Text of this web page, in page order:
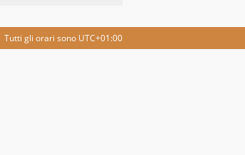
Tutti gli orari sono UTC+01:00